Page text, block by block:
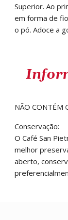
Superior. Ao
em forma de
o pó. Adoce a
NÃO CONTÉM
Conservação:
O Café San
melhor
aberto,